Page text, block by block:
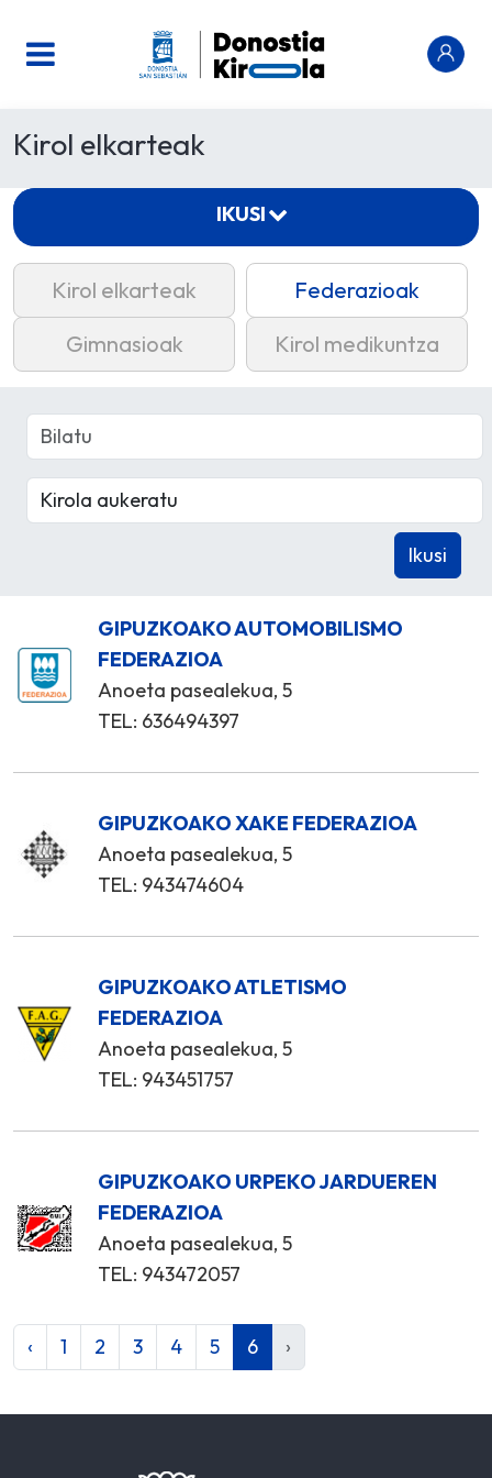
Kirol elkarteak
Kirol elkarteak
Federazioak
Gimnasioak
Kirol medikuntza
GIPUZKOAKO AUTOMOBILISMO
FEDERAZIOA
Anoeta pasealekua, 5
TEL: 636494397
GIPUZKOAKO XAKE FEDERAZIOA
Anoeta pasealekua, 5
TEL: 943474604
GIPUZKOAKO ATLETISMO
FEDERAZIOA
Anoeta pasealekua, 5
TEL: 943451757
GIPUZKOAKO URPEKO JARDUEREN
FEDERAZIOA
Anoeta pasealekua, 5
TEL: 943472057
‹ 1 2 3 4 5 6 ›
IKUSI